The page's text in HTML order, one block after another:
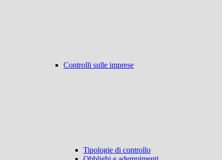
Controlli sulle imprese
Tipologie di controllo